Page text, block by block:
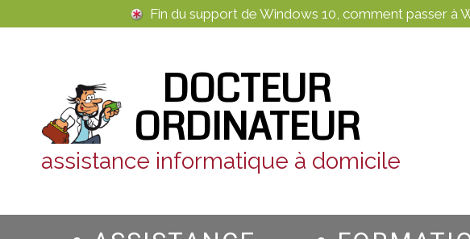
Fin du support de Windows 10, comment passer à
DOCTEUR
ORDINATEUR
assistance informatique à domicile
Panneau de gestion des cookies